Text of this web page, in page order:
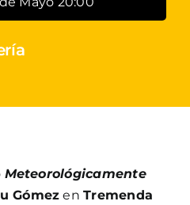
Meteorológicamente
Gómez enTremenda